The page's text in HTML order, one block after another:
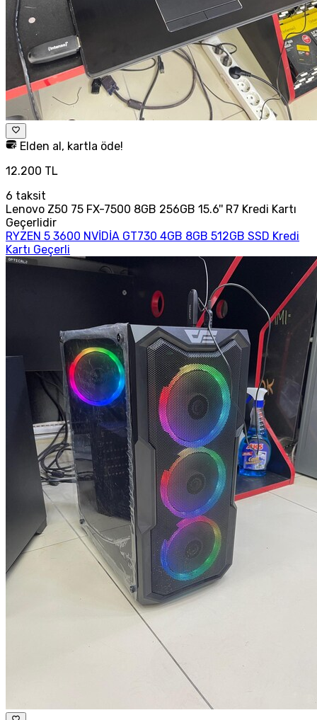
Elden al, kartla öde!
12.200 TL
6 taksit
Lenovo Z50 75 FX-7500 8GB 256GB 15.6'' R7 Kredi Kartı
Geçerlidir
RYZEN 5 3600 NVİDİA GT730 4GB 8GB 512GB SSD Kredi
Kartı Geçerli